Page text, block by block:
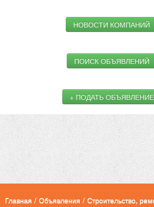
НОВОСТИ КОМПАНИЙ
ПОИСК ОБЪЯВЛЕНИЙ
+ ПОДАТЬ ОБЪЯВЛЕНИЕ
Главная / Объявления / Строительство,